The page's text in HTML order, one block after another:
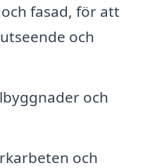
fasad, för att
och
och
och